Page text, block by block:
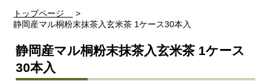
トップページ
静岡産マル桐粉末抹茶入玄米茶 1ケース30本入
静岡産マル桐粉末抹茶入玄米茶 1ケース
30本入